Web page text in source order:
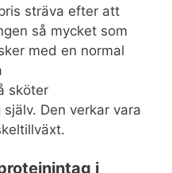
sträva efter att
så mycket som
med en normal
sköter
Den verkar vara
i